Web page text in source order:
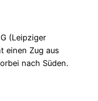
(Leipziger
einen Zug aus
nach Süden.